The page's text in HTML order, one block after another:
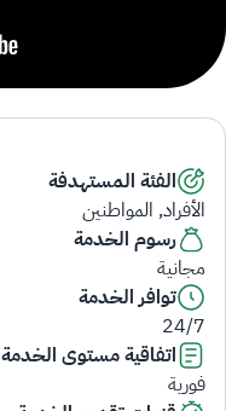
الفئة المستهدفة
الأفراد, المواطنين
رسوم الخدمة
مجانية
توافر الخدمة
24/7
اتفاقية مستوى الخدمة
فورية